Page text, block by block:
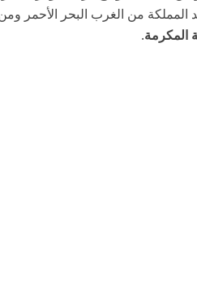
المملكة من الغرب البحر الأحمر
المكرمة.